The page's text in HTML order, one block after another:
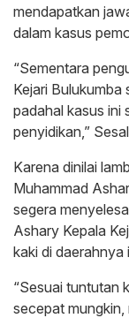
mendapatkan
dalam kasus
“Sementara
Kejari Bulukumba
padahal kasus ini
penyidikan,”
Karena dinilai
Muhammad
segera
Ashary Kepala
kaki di daerahnya
“Sesuai tuntutan
secepat mungkin,